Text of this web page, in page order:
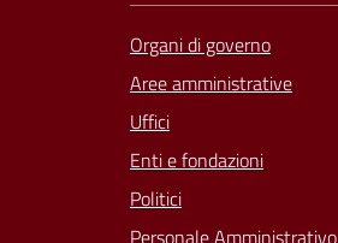
Organi di governo
Aree amministrative
Uffici
Enti e fondazioni
Politici
Personale Amministrativo